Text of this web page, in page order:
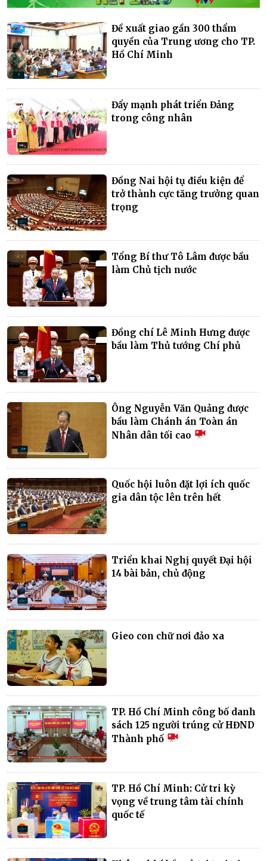
Đề xuất giao gần 300 thẩm
quyền của Trung ương cho TP.
Hồ Chí Minh
Đẩy mạnh phát triển Đảng
trong công nhân
Đồng Nai hội tụ điều kiện để
trở thành cực tăng trưởng quan
trọng
Tổng Bí thư Tô Lâm được bầu
làm Chủ tịch nước
Đồng chí Lê Minh Hưng được
bầu làm Thủ tướng Chí phủ
Ông Nguyễn Văn Quảng được
bầu làm Chánh án Toàn án
Nhân dân tối cao
Quốc hội luôn đặt lợi ích quốc
gia dân tộc lên trên hết
Triển khai Nghị quyết Đại hội
14 bài bản, chủ động
Gieo con chữ nơi đảo xa
TP. Hồ Chí Minh công bố danh
sách 125 người trúng cử HĐND
Thành phố
TP. Hồ Chí Minh: Cử tri kỳ
vọng về trung tâm tài chính
quốc tế